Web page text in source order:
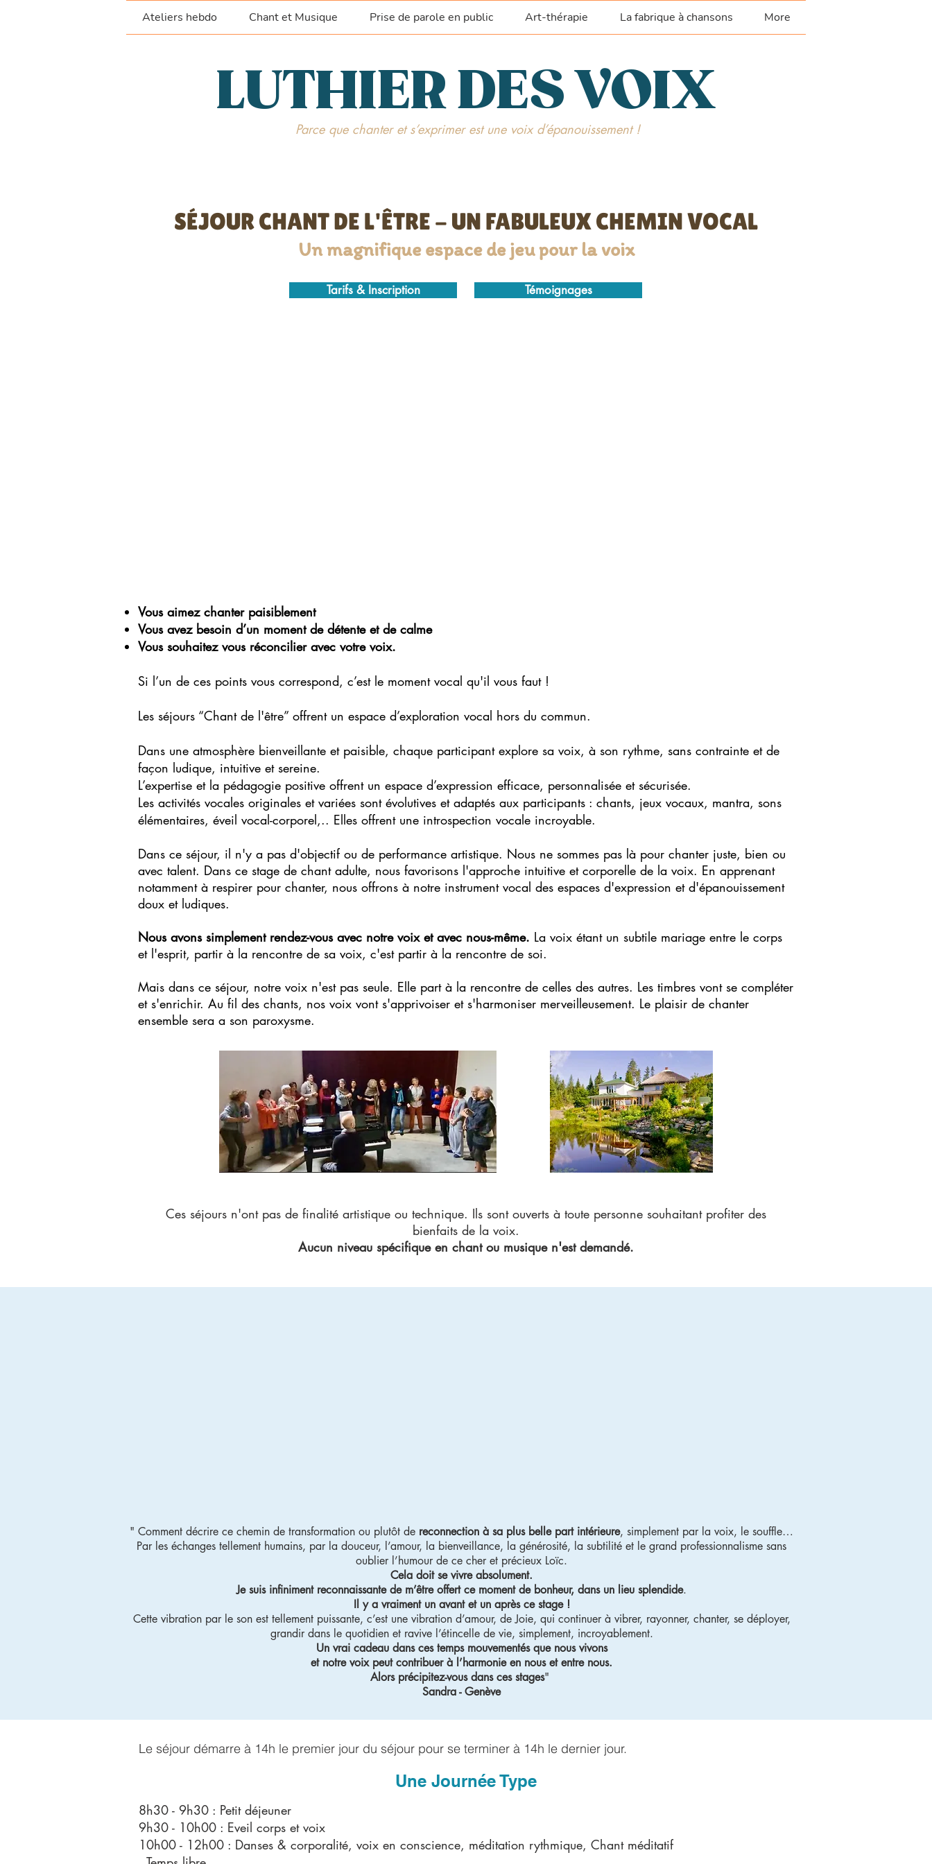
Ateliers hebdo Chant et Musique Prise de parole en public Art-thérapie La fabrique à chansons More
LUTHIER DES VOIX
Parce que chanter et s’exprimer est une voix d’épanouissement !
SÉJOUR CHANT DE L'ÊTRE - UN FABULEUX CHEMIN VOCAL
Un magnifique espace de jeu pour la voix
Tarifs & Inscription Témoignages
Vous aimez chanter paisiblement
Vous avez besoin d’un moment de détente et de calme
Vous souhaitez vous réconcilier avec votre voix.
Si l’un de ces points vous correspond, c’est le moment vocal qu'il vous faut !
Les séjours “Chant de l'être” offrent un espace d’exploration vocal hors du commun.
Dans une atmosphère bienveillante et paisible, chaque participant explore sa voix, à son rythme, sans contrainte et de
façon ludique, intuitive et sereine.
L’expertise et la pédagogie positive offrent un espace d’expression efficace, personnalisée et sécurisée.
Les activités vocales originales et variées sont évolutives et adaptés aux participants : chants, jeux vocaux, mantra, sons
élémentaires, éveil vocal-corporel,.. Elles offrent une introspection vocale incroyable.
Dans ce séjour, il n'y a pas d'objectif ou de performance artistique. Nous ne sommes pas là pour chanter juste, bien ou
avec talent. Dans ce stage de chant adulte, nous favorisons l'approche intuitive et corporelle de la voix. En apprenant
notamment à respirer pour chanter, nous offrons à notre instrument vocal des espaces d'expression et d'épanouissement
doux et ludiques.
Nous avons simplement rendez-vous avec notre voix et avec nous-même. La voix étant un subtile mariage entre le corps
et l'esprit, partir à la rencontre de sa voix, c'est partir à la rencontre de soi.
Mais dans ce séjour, notre voix n'est pas seule. Elle part à la rencontre de celles des autres. Les timbres vont se compléter
et s'enrichir. Au fil des chants, nos voix vont s'apprivoiser et s'harmoniser merveilleusement. Le plaisir de chanter
ensemble sera a son paroxysme.
Ces séjours n'ont pas de finalité artistique ou technique. Ils sont ouverts à toute personne souhaitant profiter des
bienfaits de la voix.
Aucun niveau spécifique en chant ou musique n'est demandé.
" Comment décrire ce chemin de transformation ou plutôt de reconnection à sa plus belle part intérieure, simplement par la voix, le souffle…
Par les échanges tellement humains, par la douceur, l’amour, la bienveillance, la générosité, la subtilité et le grand professionnalisme sans
oublier l’humour de ce cher et précieux Loïc.
Cela doit se vivre absolument.
Je suis infiniment reconnaissante de m’être offert ce moment de bonheur, dans un lieu splendide.
Il y a vraiment un avant et un après ce stage !
Cette vibration par le son est tellement puissante, c’est une vibration d’amour, de Joie, qui continuer à vibrer, rayonner, chanter, se déployer,
grandir dans le quotidien et ravive l’étincelle de vie, simplement, incroyablement.
Un vrai cadeau dans ces temps mouvementés que nous vivons
et notre voix peut contribuer à l’harmonie en nous et entre nous.
Alors précipitez-vous dans ces stages"
Sandra - Genève
Le séjour démarre à 14h le premier jour du séjour pour se terminer à 14h le dernier jour.
Une Journée Type
8h30 - 9h30 : Petit déjeuner
9h30 - 10h00 : Eveil corps et voix
10h00 - 12h00 : Danses & corporalité, voix en conscience, méditation rythmique, Chant méditatif